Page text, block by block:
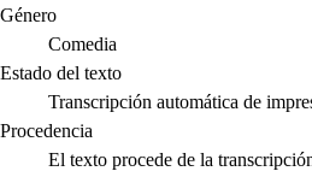
Género
Comedia
Estado del texto
Transcripción automática de
Procedencia
El texto procede de la